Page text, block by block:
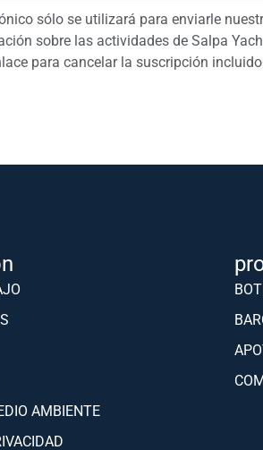
sólo se utilizará para enviarle
sobre las actividades de Salpa
para cancelar la suscripción
AMBIENTE